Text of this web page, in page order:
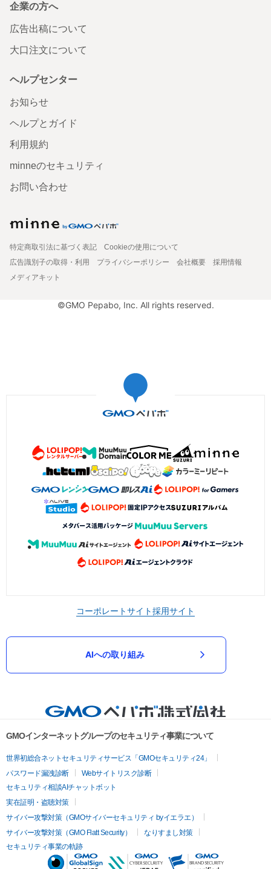
企業の方へ
広告出稿について
大口注文について
ヘルプセンター
お知らせ
ヘルプとガイド
利用規約
minneのセキュリティ
お問い合わせ
特定商取引法に基づく表記
Cookieの使用について
広告識別子の取得・利用
プライバシーポリシー 会社概要
採用情報
メディアキット
©GMO Pepabo, Inc. All rights reserved.
コーポレートサイト採用サイト
AIへの取り組み
GMOインターネットグループのセキュリティ事業について
世界初総合ネットセキュリティサービス「GMOセキュリティ24」
パスワード漏洩診断
Webサイトリスク診断
セキュリティ相談AIチャットボット
実在証明・盗聴対策
サイバー攻撃対策（GMOサイバーセキュリティ byイエラエ）
サイバー攻撃対策（GMO Flatt Security）
なりすまし対策
セキュリティ事業の軌跡